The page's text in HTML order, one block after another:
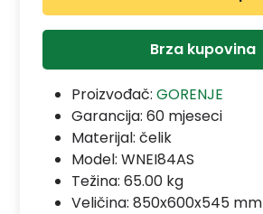
Brza kupovina
Proizvođač: GORENJE
Garancija: 60 mjeseci
Materijal: čelik
Model: WNEI84AS
Težina: 65.00 kg
Veličina: 850x600x545 mm